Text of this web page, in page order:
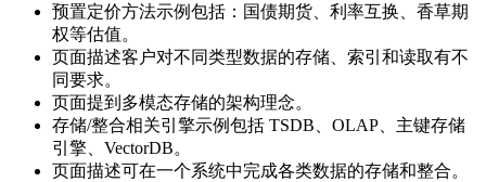
预置定价方法示例包括：国债期货、利率互换、香草期
权等估值。
页面描述客户对不同类型数据的存储、索引和读取有不
同要求。
页面提到多模态存储的架构理念。
存储/整合相关引擎示例包括 TSDB、OLAP、主键存储
引擎、VectorDB。
页面描述可在一个系统中完成各类数据的存储和整合。